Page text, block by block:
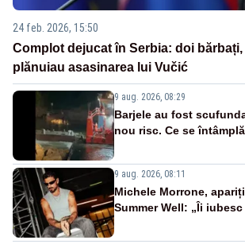
24 feb. 2026, 15:50
Complot dejucat în Serbia: doi
plănuiau asasinarea lui Vučić
9 aug. 2026, 08:29
Barjele au fost
nou risc. Ce se
9 aug. 2026, 08:11
Michele Morrone,
Summer Well: „Îi